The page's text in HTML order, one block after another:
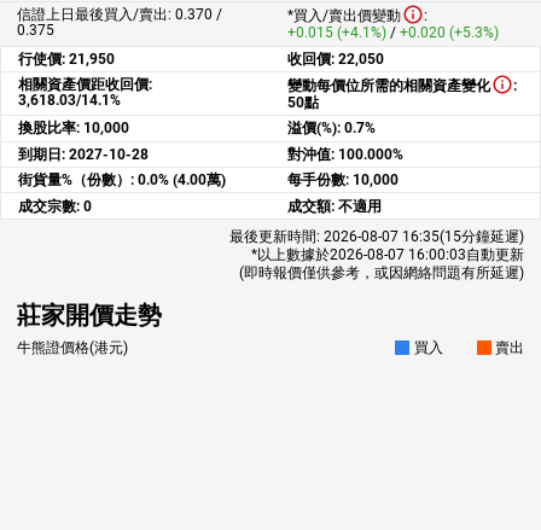
信證上日最後買入/賣出: 0.370 /
0.375
*買入/賣出價變動
:
+0.015 (+4.1%) / +0.020 (+5.3%)
行使價: 21,950 收回價: 22,050
相關資產價距收回價:
3,618.03/14.1%
變動每價位所需的相關資產變化
:
50點
換股比率: 10,000 溢價(%): 0.7%
到期日: 2027-10-28 對沖值: 100.000%
街貨量%（份數）: 0.0% (4.00萬) 每手份數: 10,000
成交宗數: 0 成交額: 不適用
最後更新時間: 2026-08-07 16:35(15分鐘延遲)
*以上數據於2026-08-07 16:00:03自動更新
(即時報價僅供參考，或因網絡問題有所延遲)
莊家開價走勢
牛熊證價格(港元) 買入 賣出